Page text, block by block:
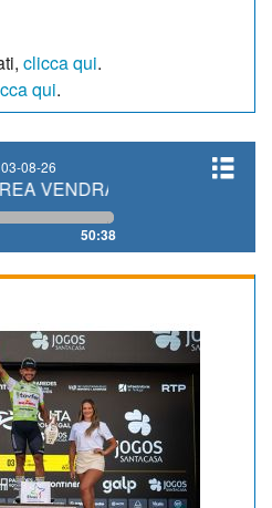
clicca qui.
qui.
03-08-26
FILIPPO FIORELLI
50:38